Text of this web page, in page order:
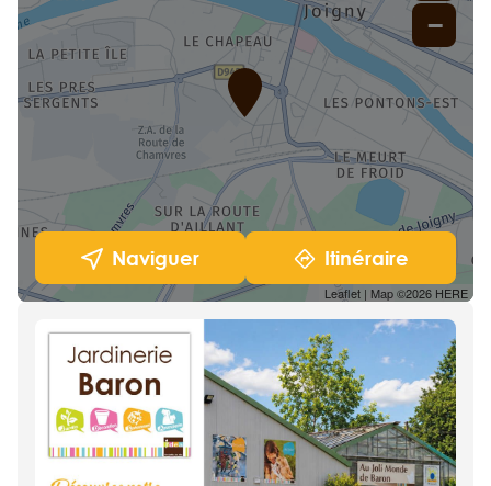
−
Leaflet | Map ©2026 HERE
Naviguer Itinéraire